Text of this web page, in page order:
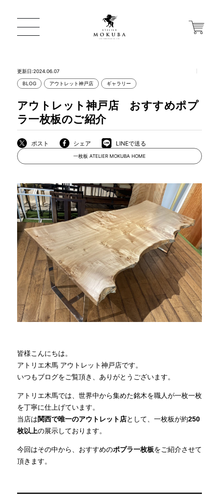
店舗から探す
一枚板 ATELIER MOKUBA HOME
MOKUBA について
商品情報
直営店
イベント
全商品一覧
新入荷情報
納品事例
INFORMATION
更新日:2024.06.07
BLOG アウトレット神戸店 ギャラリー
アウトレット神戸店 おすすめポプ
ラ一枚板のご紹介
ポスト シェア LINEで送る
一枚板 ATELIER MOKUBA HOME
皆様こんにちは。
アトリエ木馬 アウトレット神戸店です。
いつもブログをご覧頂き、ありがとうございます。
アトリエ木馬では、世界中から集めた銘木を職人が一枚一枚
を丁寧に仕上げています。
当店は関西で唯一のアウトレット店として、一枚板が約250
枚以上の展示しております。
今回はその中から、おすすめのポプラ一枚板をご紹介させて
頂きます。